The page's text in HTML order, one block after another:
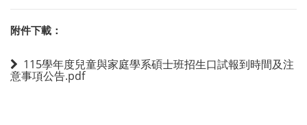
附件下載：
115學年度兒童與家庭學系碩士班招生口試報到時間及注
意事項公告.pdf